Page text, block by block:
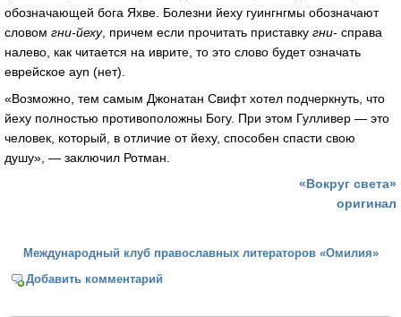
обозначающей бога Яхве. Болезни йеху гуингнгмы обозначают
словом гни-йеху, причем если прочитать приставку гни- справа
налево, как читается на иврите, то это слово будет означать
еврейское ayn (нет).
«Возможно, тем самым Джонатан Свифт хотел подчеркнуть, что
йеху полностью противоположны Богу. При этом Гулливер — это
человек, который, в отличие от йеху, способен спасти свою
душу», — заключил Ротман.
«Вокруг света»
оригинал
Международный клуб православных литераторов «Омилия»
Добавить комментарий